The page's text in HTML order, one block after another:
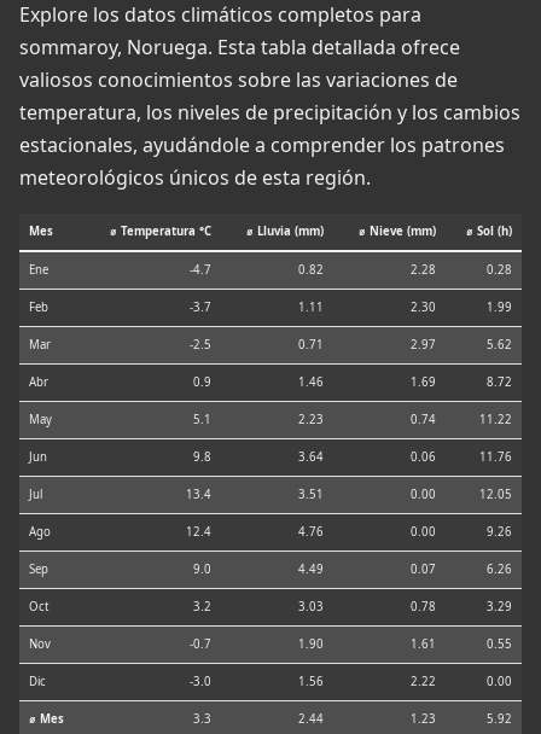
Explore los datos climáticos completos para
sommaroy, Noruega. Esta tabla detallada ofrece
valiosos conocimientos sobre las variaciones de
temperatura, los niveles de precipitación y los cambios
estacionales, ayudándole a comprender los patrones
meteorológicos únicos de esta región.
Mes ⌀ Temperatura °C ⌀ Lluvia (mm) ⌀ Nieve (mm) ⌀ Sol (h)
Ene -4.7 0.82 2.28 0.28
Feb -3.7 1.11 2.30 1.99
Mar -2.5 0.71 2.97 5.62
Abr 0.9 1.46 1.69 8.72
May 5.1 2.23 0.74 11.22
Jun 9.8 3.64 0.06 11.76
Jul 13.4 3.51 0.00 12.05
Ago 12.4 4.76 0.00 9.26
Sep 9.0 4.49 0.07 6.26
Oct 3.2 3.03 0.78 3.29
Nov -0.7 1.90 1.61 0.55
Dic -3.0 1.56 2.22 0.00
⌀ Mes 3.3 2.44 1.23 5.92